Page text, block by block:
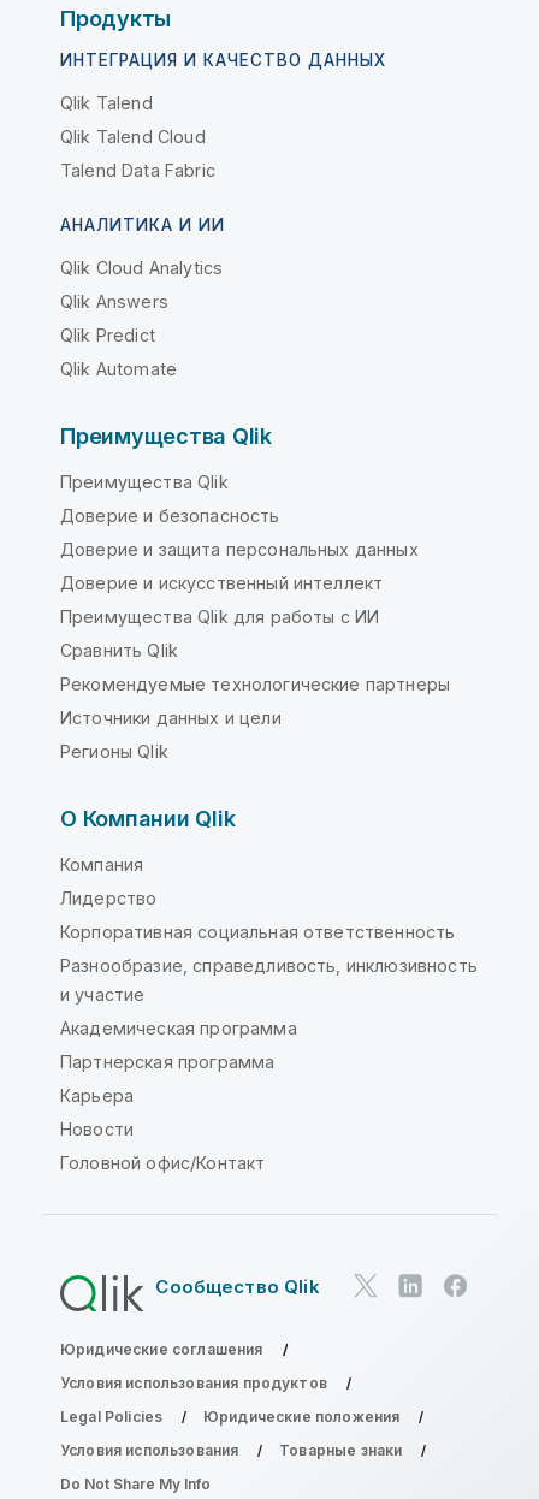
Продукты
ИНТЕГРАЦИЯ И КАЧЕСТВО ДАННЫХ
Qlik Talend
Qlik Talend Cloud
Talend Data Fabric
АНАЛИТИКА И ИИ
Qlik Cloud Analytics
Qlik Answers
Qlik Predict
Qlik Automate
Преимущества Qlik
Преимущества Qlik
Доверие и безопасность
Доверие и защита персональных данных
Доверие и искусственный интеллект
Преимущества Qlik для работы с ИИ
Сравнить Qlik
Рекомендуемые технологические партнеры
Источники данных и цели
Регионы Qlik
О Компании Qlik
Компания
Лидерство
Корпоративная социальная ответственность
Разнообразие, справедливость, инклюзивность
и участие
Академическая программа
Партнерская программа
Карьера
Новости
Головной офис/Контакт
Сообщество Qlik
Юридические соглашения
Условия использования продуктов
Legal Policies
Юридические положения
Условия использования
Товарные знаки
Do Not Share My Info